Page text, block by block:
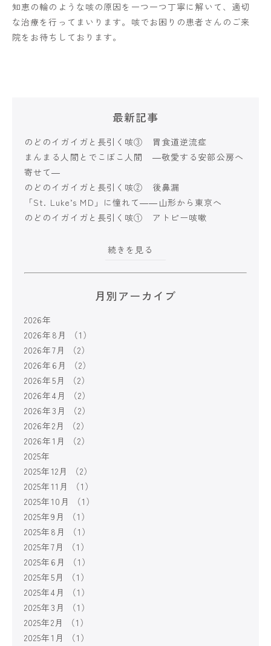
知恵の輪のような咳の原因を一つ一つ丁寧に解いて、適切
な治療を行ってまいります。咳でお困りの患者さんのご来
院をお待ちしております。
最新記事
のどのイガイガと長引く咳③ 胃食道逆流症
まんまる人間とでこぼこ人間 ―敬愛する安部公房へ
寄せて―
のどのイガイガと長引く咳② 後鼻漏
「St. Luke’s MD」に憧れて――山形から東京へ
のどのイガイガと長引く咳① アトピー咳嗽
続きを見る
月別アーカイブ
2026年
2026年8月
（1）
2026年7月
（2）
2026年6月
（2）
2026年5月
（2）
2026年4月
（2）
2026年3月
（2）
2026年2月
（2）
2026年1月
（2）
2025年
2025年12月
（2）
2025年11月
（1）
2025年10月
（1）
2025年9月
（1）
2025年8月
（1）
2025年7月
（1）
2025年6月
（1）
2025年5月
（1）
2025年4月
（1）
2025年3月
（1）
2025年2月
（1）
2025年1月
（1）